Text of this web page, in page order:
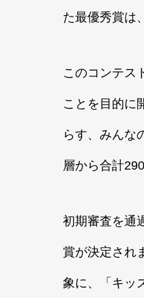
た最優秀賞は
このコンテス
ことを目的に
らす、みんな
層から合計
初期審査を通
賞が決定され
象に、「キッ